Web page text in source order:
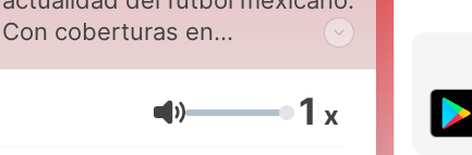
Con coberturas en
campamentos y toda la
información del balompié a
nivel mundial.
Ses 1 x